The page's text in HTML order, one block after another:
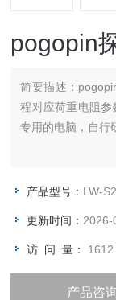
pogopin
简要描述：
程对应荷重电阻参
专用的电脑，自行
产品型号： LW-
更新时间： 2026-
访 问 量： 1612
产品咨